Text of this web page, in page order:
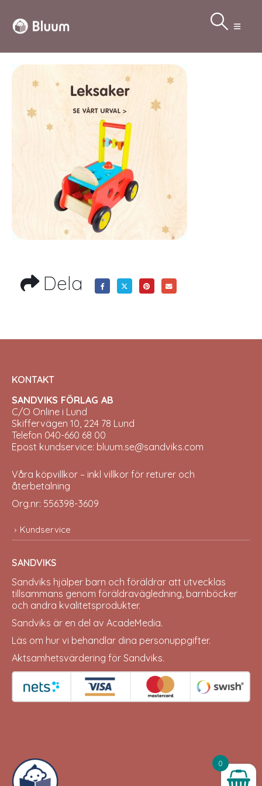
Dela
KONTAKT
SANDVIKS FÖRLAG AB
C/O Online i Lund
Skiffervägen 10, 224 78 Lund
Telefon 040-660 68 00
Epost kundservice: bluum.se@sandviks.com
Våra köpvillkor – inkl villkor för returer och
återbetalning
Org.nr: 556398-3609
Kundservice
SANDVIKS
Sandviks hjälper barn och föräldrar att utvecklas
tillsammans genom föräldravägledning, barnböcker
och andra kvalitetsprodukter.
Sandviks är en del av AcadeMedia.
Läs om hur vi behandlar dina personuppgifter.
Aktsamhetsvärdering för Sandviks.
0